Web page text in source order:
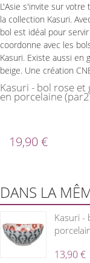
L'Asie s'invite sur
la collection Kasuri.
bol est idéal pour
coordonne avec les
Kasuri. Existe aussi
beige. Une création
Kasuri - bol rose et
en porcelaine
19,90 €
DANS LA
Kasuri -
13,90 €